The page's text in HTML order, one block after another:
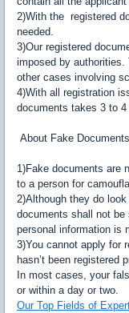
2)With the registered
needed.
3)Our registered
imposed by authorities.
other cases involving
4)With all registration
documents takes 3 to
About Fake Documents
1)Fake documents are
to a person for
2)Although they do
documents shall not be
personal information is
3)You cannot apply for
hasn’t been registered
In most cases, your
or within a day or two.
Our Top Fields of